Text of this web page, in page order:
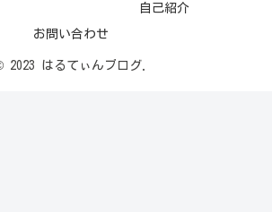
自己紹介
お問い合わせ
2023 はるてぃんブログ.